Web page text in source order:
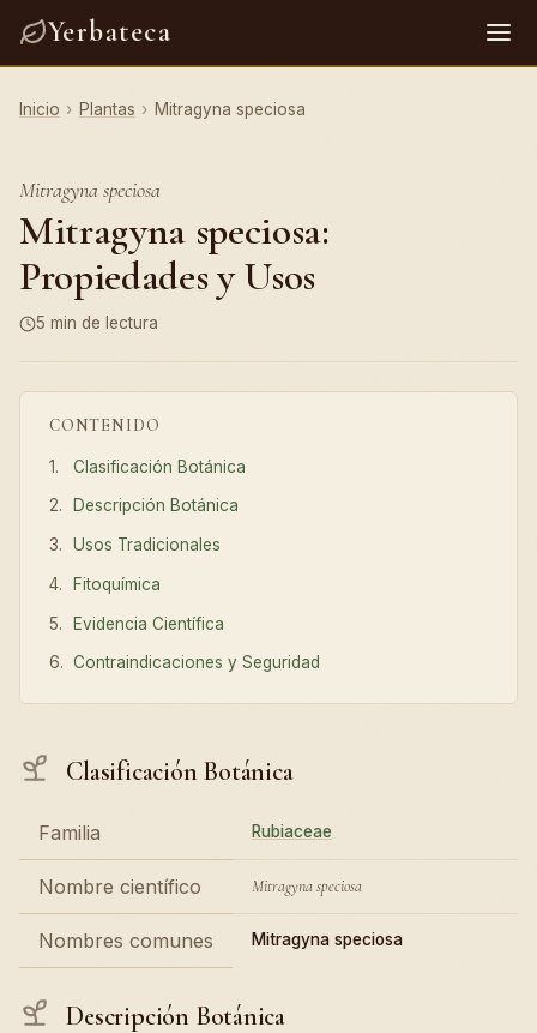
Yerbateca
Inicio › Plantas › Mitragyna speciosa
Mitragyna speciosa
Mitragyna speciosa:
Propiedades y Usos
5 min de lectura
CONTENIDO
Clasificación Botánica
Descripción Botánica
Usos Tradicionales
Fitoquímica
Evidencia Científica
Contraindicaciones y Seguridad
Clasificación Botánica
Familia Rubiaceae
Nombre científico Mitragyna speciosa
Nombres comunes Mitragyna speciosa
Descripción Botánica